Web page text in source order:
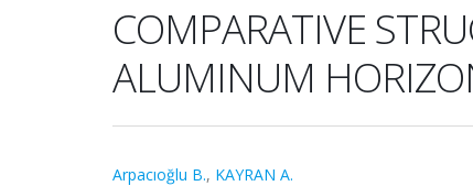
COMPARATIVE
ALUMINUM
Arpacıoğlu B., KAYRAN A.